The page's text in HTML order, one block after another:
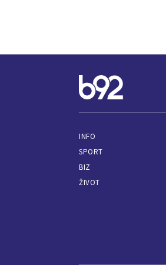
INFO
SPORT
BIZ
ŽIVOT